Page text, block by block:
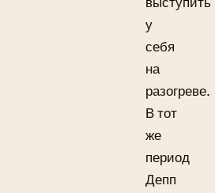
у
себя
на
разогреве.
В тот
же
период
Депп